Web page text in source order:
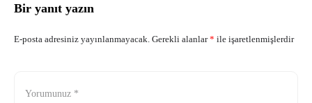
Bir yanıt yazın
E-posta adresiniz yayınlanmayacak. Gerekli alanlar* ile işaretlenmişlerdir